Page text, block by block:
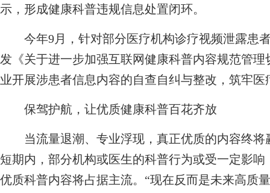
示，形成健康科普违规信息处置闭环。
今年9月，针对部分医疗机构诊疗视频泄露患
发《关于进一步加强互联网健康科普内容规范管
业开展涉患者信息内容的自查自纠与整改，筑牢
保驾护航，让优质健康科普百花齐放
当流量退潮、专业浮现，真正优质的内容终将
短期内，部分机构或医生的科普行为或受一定影
优质科普内容将占据主流。“现在反而是未来高质